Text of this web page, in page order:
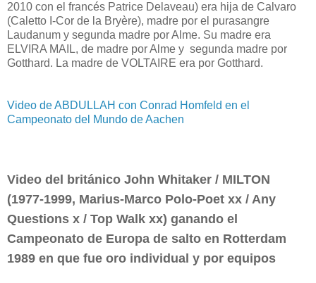
2010 con el francés Patrice Delaveau) era hija de Calvaro
(Caletto I-Cor de la Bryère), madre por el purasangre
Laudanum y segunda madre por Alme. Su madre era
ELVIRA MAIL, de madre por Alme y segunda madre por
Gotthard. La madre de VOLTAIRE era por Gotthard.
Video de ABDULLAH con Conrad Homfeld en el
Campeonato del Mundo de Aachen
Video del británico John Whitaker / MILTON
(1977-1999, Marius-Marco Polo-Poet xx / Any
Questions x / Top Walk xx) ganando el
Campeonato de Europa de salto en Rotterdam
1989 en que fue oro individual y por equipos